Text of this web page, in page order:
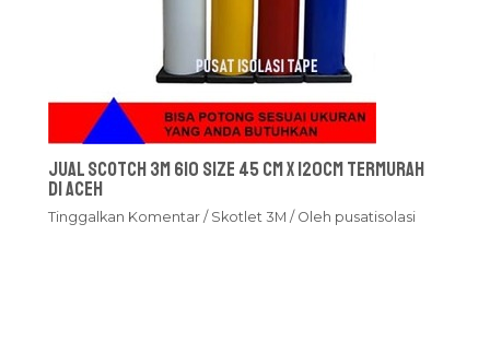
Jual Scotch 3M 610 Size 45 cm x 120cm Termurah
Di Aceh
Tinggalkan Komentar / Skotlet 3M / Oleh pusatisolasi